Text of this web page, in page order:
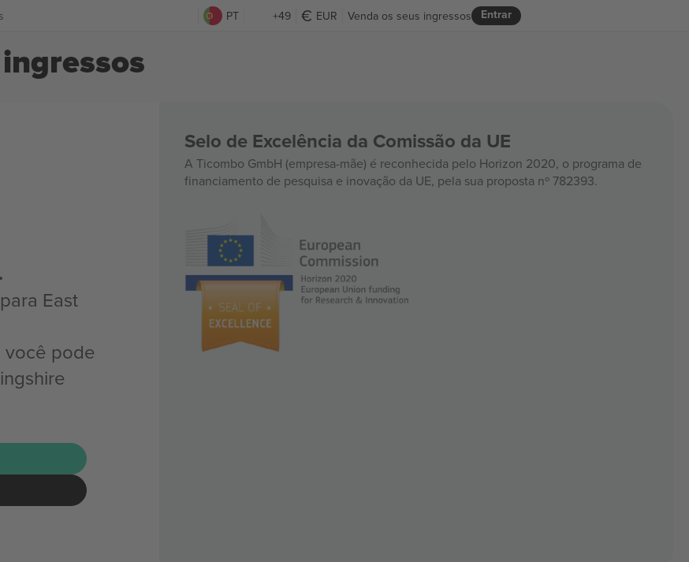
PT +49 EUR Entrar
Venda os seus ingressos
East
você pode
Selo de Excelência da Comissão da UE
A Ticombo GmbH (empresa-mãe) é reconhecida pelo Horizon 2020, o programa de
financiamento de pesquisa e inovação da UE, pela sua proposta nº 782393.